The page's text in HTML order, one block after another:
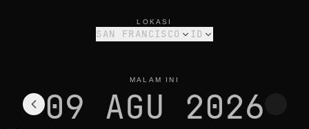
LOKASI
SAN FRANCISCO ID
MALAM INI
09 AGU 2026